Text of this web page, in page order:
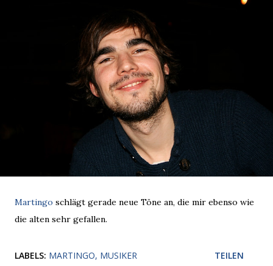
Martingo schlägt gerade neue Töne an, die mir ebenso wie
die alten sehr gefallen.
LABELS: MARTINGO MUSIKER TEILEN